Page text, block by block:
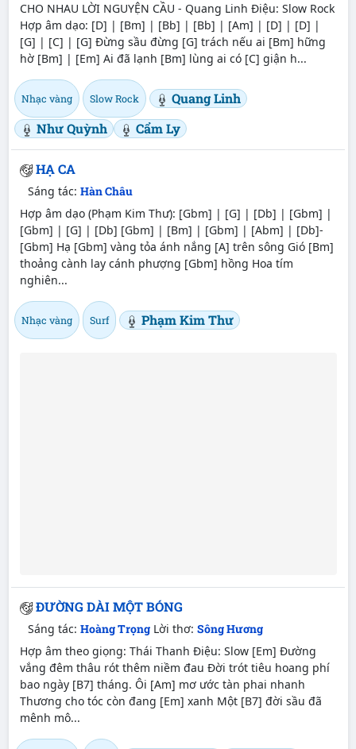
CHO NHAU LỜI NGUYỆN CẦU - Quang Linh Điệu: Slow Rock
Hợp âm dạo: [D] | [Bm] | [Bb] | [Bb] | [Am] | [D] | [D] |
[G] | [C] | [G] Đừng sầu đừng [G] trách nếu ai [Bm] hững
hờ [Bm] | [Em] Ai đã lạnh [Bm] lùng ai có [C] giận h...
Nhạc vàng Slow Rock
Quang Linh
Như Quỳnh
Cẩm Ly
HẠ CA
Sáng tác: Hàn Châu
Hợp âm dạo (Phạm Kim Thư): [Gbm] | [G] | [Db] | [Gbm] |
[Gbm] | [G] | [Db] [Gbm] | [Bm] | [Gbm] | [Abm] | [Db]-
[Gbm] Hạ [Gbm] vàng tỏa ánh nắng [A] trên sông Gió [Bm]
thoảng cành lay cánh phượng [Gbm] hồng Hoa tím
nghiên...
Nhạc vàng Surf Phạm Kim Thư
ĐƯỜNG DÀI MỘT BÓNG
Sáng tác: Hoàng Trọng Lời thơ: Sông Hương
Hợp âm theo giọng: Thái Thanh Điệu: Slow [Em] Ðường
vắng đêm thâu rót thêm niềm đau Ðời trót tiêu hoang phí
bao ngày [B7] tháng. Ôi [Am] mơ ước tàn phai nhanh
Thương cho tóc còn đang [Em] xanh Một [B7] đời sầu đã
mênh mô...